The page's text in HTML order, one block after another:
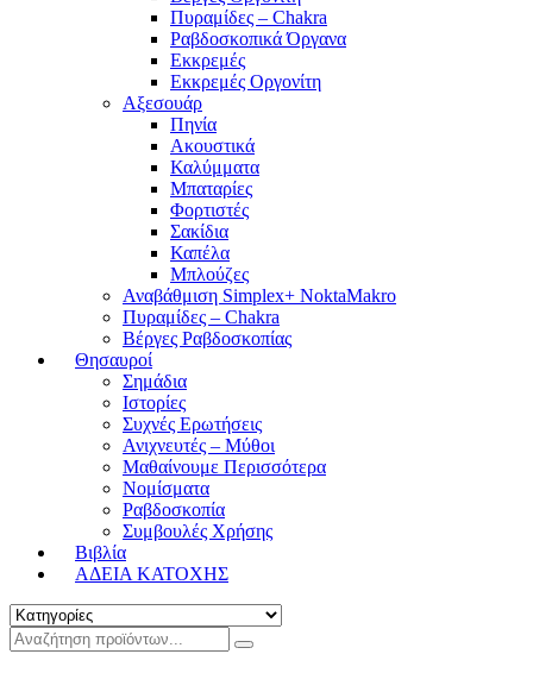
Πυραμίδες – Chakra
Ραβδοσκοπικά Όργανα
Εκκρεμές
Εκκρεμές Οργονίτη
Αξεσουάρ
Πηνία
Ακουστικά
Καλύμματα
Μπαταρίες
Φορτιστές
Σακίδια
Καπέλα
Μπλούζες
Αναβάθμιση Simplex+ NoktaMakro
Πυραμίδες – Chakra
Βέργες Ραβδοσκοπίας
Θησαυροί
Σημάδια
Ιστορίες
Συχνές Ερωτήσεις
Ανιχνευτές – Μύθοι
Μαθαίνουμε Περισσότερα
Νομίσματα
Ραβδοσκοπία
Συμβουλές Χρήσης
Βιβλία
ΑΔΕΙΑ ΚΑΤΟΧΗΣ